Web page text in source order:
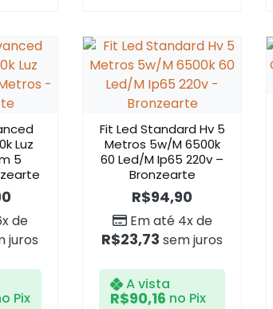
Luz
5
de
juros
Pix
Fit Led Standard Hv 5
Metros 5w/M 6500k
60 Led/M Ip65 220v –
Bronzearte
R$94,90
Em até 4x de
R$23,73 sem juros
A vista
R$90,16 no Pix